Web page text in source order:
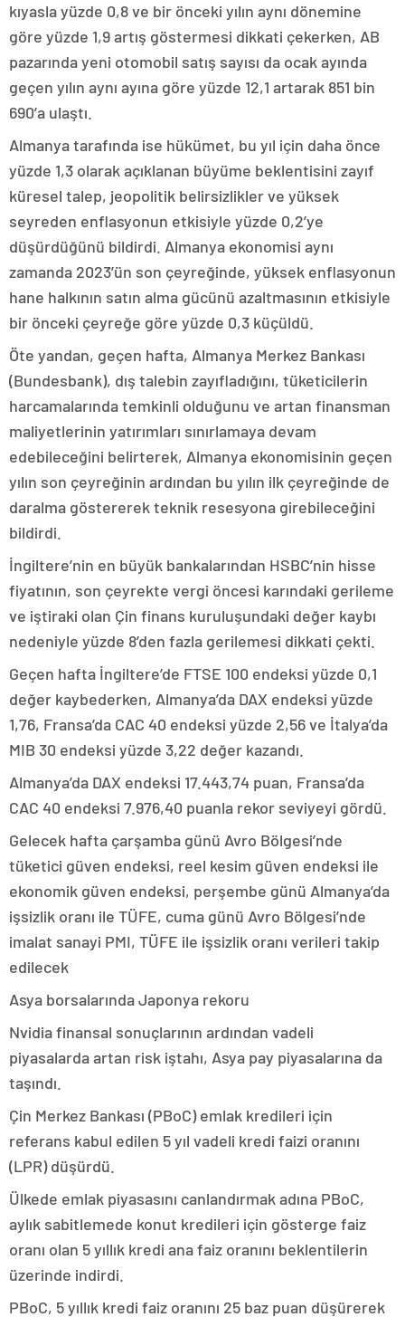
kıyasla yüzde 0,8 ve bir önceki yılın aynı dönemine
göre yüzde 1,9 artış göstermesi dikkati çekerken, AB
pazarında yeni otomobil satış sayısı da ocak ayında
geçen yılın aynı ayına göre yüzde 12,1 artarak 851 bin
690’a ulaştı.
Almanya tarafında ise hükümet, bu yıl için daha önce
yüzde 1,3 olarak açıklanan büyüme beklentisini zayıf
küresel talep, jeopolitik belirsizlikler ve yüksek
seyreden enflasyonun etkisiyle yüzde 0,2’ye
düşürdüğünü bildirdi. Almanya ekonomisi aynı
zamanda 2023’ün son çeyreğinde, yüksek enflasyonun
hane halkının satın alma gücünü azaltmasının etkisiyle
bir önceki çeyreğe göre yüzde 0,3 küçüldü.
Öte yandan, geçen hafta, Almanya Merkez Bankası
(Bundesbank), dış talebin zayıfladığını, tüketicilerin
harcamalarında temkinli olduğunu ve artan finansman
maliyetlerinin yatırımları sınırlamaya devam
edebileceğini belirterek, Almanya ekonomisinin geçen
yılın son çeyreğinin ardından bu yılın ilk çeyreğinde de
daralma göstererek teknik resesyona girebileceğini
bildirdi.
İngiltere’nin en büyük bankalarından HSBC’nin hisse
fiyatının, son çeyrekte vergi öncesi karındaki gerileme
ve iştiraki olan Çin finans kuruluşundaki değer kaybı
nedeniyle yüzde 8’den fazla gerilemesi dikkati çekti.
Geçen hafta İngiltere’de FTSE 100 endeksi yüzde 0,1
değer kaybederken, Almanya’da DAX endeksi yüzde
1,76, Fransa’da CAC 40 endeksi yüzde 2,56 ve İtalya’da
MIB 30 endeksi yüzde 3,22 değer kazandı.
Almanya’da DAX endeksi 17.443,74 puan, Fransa’da
CAC 40 endeksi 7.976,40 puanla rekor seviyeyi gördü.
Gelecek hafta çarşamba günü Avro Bölgesi’nde
tüketici güven endeksi, reel kesim güven endeksi ile
ekonomik güven endeksi, perşembe günü Almanya’da
işsizlik oranı ile TÜFE, cuma günü Avro Bölgesi’nde
imalat sanayi PMI, TÜFE ile işsizlik oranı verileri takip
edilecek
Asya borsalarında Japonya rekoru
Nvidia finansal sonuçlarının ardından vadeli
piyasalarda artan risk iştahı, Asya pay piyasalarına da
taşındı.
Çin Merkez Bankası (PBoC) emlak kredileri için
referans kabul edilen 5 yıl vadeli kredi faizi oranını
(LPR) düşürdü.
Ülkede emlak piyasasını canlandırmak adına PBoC,
aylık sabitlemede konut kredileri için gösterge faiz
oranı olan 5 yıllık kredi ana faiz oranını beklentilerin
üzerinde indirdi.
PBoC, 5 yıllık kredi faiz oranını 25 baz puan düşürerek